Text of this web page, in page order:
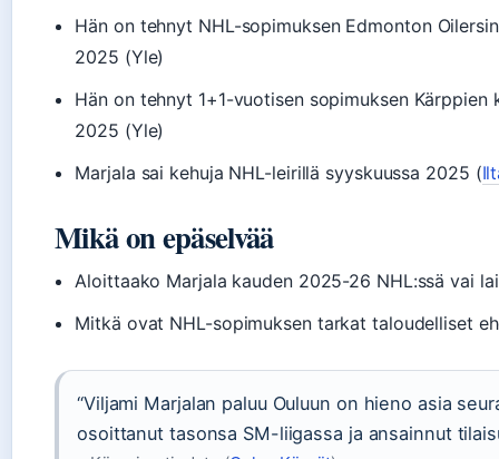
Hän on tehnyt NHL-sopimuksen Edmonton
2025 (Yle)
Hän on tehnyt 1+1-vuotisen sopimuksen Kärppien
2025 (Yle)
Marjala sai kehuja NHL-leirillä syyskuussa 2025 (
Mikä on epäselvää
Aloittaako Marjala kauden 2025-26 NHL:ssä vai
Mitkä ovat NHL-sopimuksen tarkat taloudelliset
“Viljami Marjalan paluu Ouluun on hieno asia
osoittanut tasonsa SM-liigassa ja ansainnut